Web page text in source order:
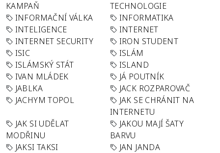
KAMPAŇ
TECHNOLOGIE
INFORMAČNÍ VÁLKA
INFORMATIKA
INTELIGENCE
INTERNET
INTERNET SECURITY
IRON STUDENT
ISIC
ISLÁM
ISLÁMSKÝ STÁT
ISLAND
IVAN MLÁDEK
JÁ POUTNÍK
JABLKA
JACK ROZPAROVAČ
JACHYM TOPOL
JAK SE CHRÁNIT NA
INTERNETU
JAK SI UDĚLAT
MODŘINU
JAKOU MAJÍ ŠATY
BARVU
JAKSI TAKSI
JAN JANDA